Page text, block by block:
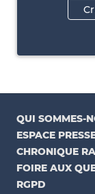
QUI SOMMES-
ESPACE
CHRONIQUE
FOIRE AUX
RGPD